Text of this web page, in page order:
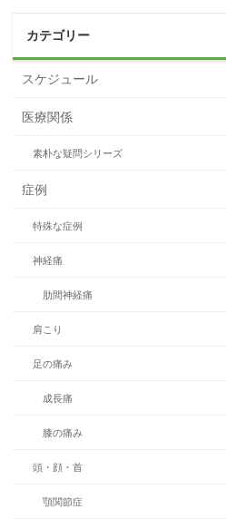
カテゴリー
スケジュール
医療関係
素朴な疑問シリーズ
症例
特殊な症例
神経痛
肋間神経痛
肩こり
足の痛み
成長痛
膝の痛み
頭・顔・首
顎関節症